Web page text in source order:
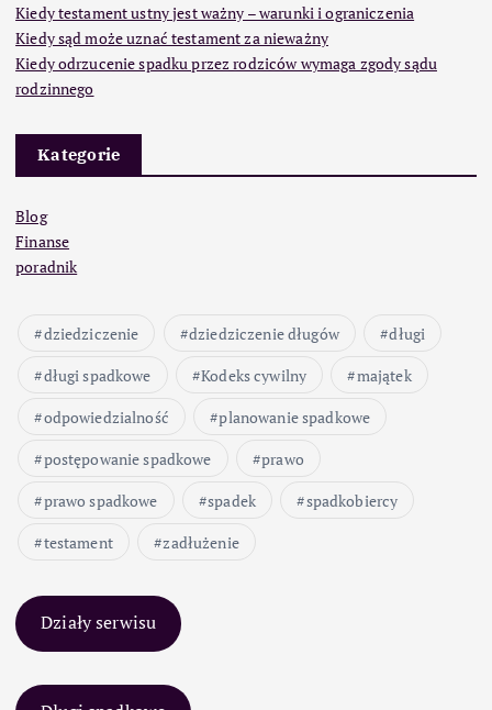
Kiedy testament ustny jest ważny – warunki i ograniczenia
Kiedy sąd może uznać testament za nieważny
Kiedy odrzucenie spadku przez rodziców wymaga zgody sądu
rodzinnego
Kategorie
Blog
Finanse
poradnik
dziedziczenie dziedziczenie długów
długi
długi spadkowe
Kodeks cywilny
majątek
odpowiedzialność
planowanie spadkowe
postępowanie spadkowe
prawo
prawo spadkowe
spadek
spadkobiercy
testament
zadłużenie
Działy serwisu